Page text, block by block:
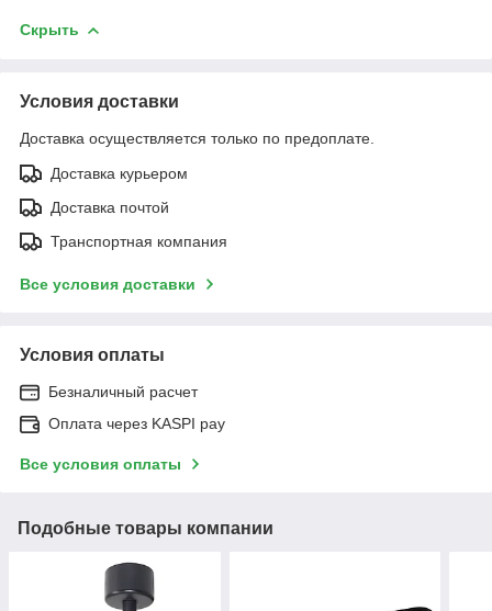
Скрыть
Условия доставки
Доставка осуществляется только по предоплате.
Доставка курьером
Доставка почтой
Транспортная компания
Все условия доставки
Условия оплаты
Безналичный расчет
Оплата через KASPI pay
Все условия оплаты
Подобные товары компании